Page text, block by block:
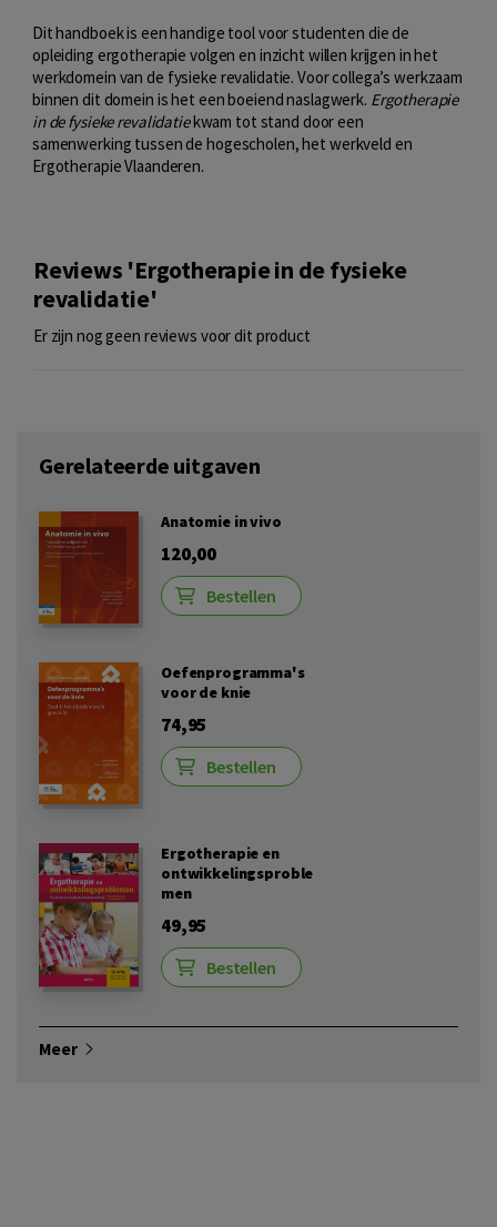
Dit handboek is een handige tool voor studenten die de
opleiding ergotherapie volgen en inzicht willen krijgen in het
werkdomein van de fysieke revalidatie. Voor collega’s werkzaam
binnen dit domein is het een boeiend naslagwerk. Ergotherapie
in de fysieke revalidatiekwam tot stand door een
samenwerking tussen de hogescholen, het werkveld en
Ergotherapie Vlaanderen.
Reviews 'Ergotherapie in de fysieke
revalidatie'
Er zijn nog geen reviews voor dit product
Gerelateerde uitgaven
Anatomie in vivo
120,00
Bestellen
Oefenprogramma's
voor de knie
74,95
Bestellen
Ergotherapie en
ontwikkelingsproble
men
49,95
Bestellen
Meer